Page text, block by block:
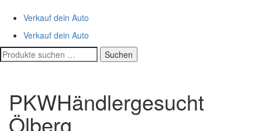
Verkauf dein Auto
Verkauf dein Auto
Suchen
nach:
Suchen
PKWHändlergesucht
Ölberg